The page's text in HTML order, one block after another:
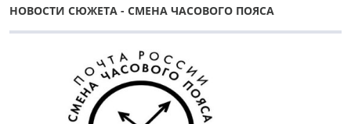
НОВОСТИ СЮЖЕТА - СМЕНА ЧАСОВОГО ПОЯСА